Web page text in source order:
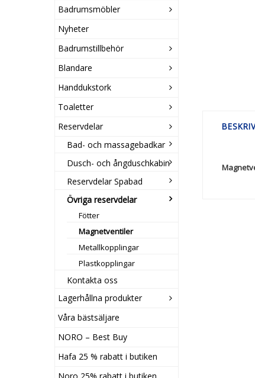
Badrumsmöbler
Nyheter
Badrumstillbehör
Blandare
Handdukstork
Toaletter
Reservdelar
Bad- och massagebadkar
Dusch- och ångduschkabin
Reservdelar Spabad
Övriga reservdelar
Fötter
Magnetventiler
Metallkopplingar
Plastkopplingar
Kontakta oss
Lagerhållna produkter
Våra bästsäljare
NORO – Best Buy
Hafa 25 % rabatt i butiken